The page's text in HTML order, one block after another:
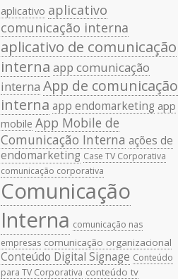
aplicativo aplicativo
comunicação interna
aplicativo de comunicação
interna app comunicação
interna App de comunicação
interna app endomarketing app
mobile App Mobile de
Comunicação Interna ações de
endomarketing Case TV Corporativa
comunicação corporativa
Comunicação
Interna comunicação nas
empresas comunicação organizacional
Conteúdo Digital Signage Conteúdo
para TV Corporativa conteúdo tv